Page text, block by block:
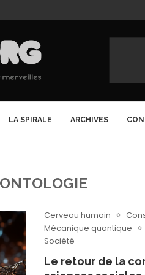
LA SPIRALE ARCHIVES
ONTOLOGIE
Cerveau humain
Mécanique quantique
Société
Le retour de la